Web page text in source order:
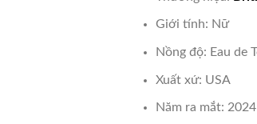
Giới tính: Nữ
Nồng độ: Eau de
Xuất xứ: USA
Năm ra mắt: 2024